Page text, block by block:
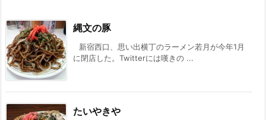
縄文の豚
新宿西口、思い出横丁のラーメン若月が今年1月
に閉店した。Twitterには嘆きの ...
たいやきや